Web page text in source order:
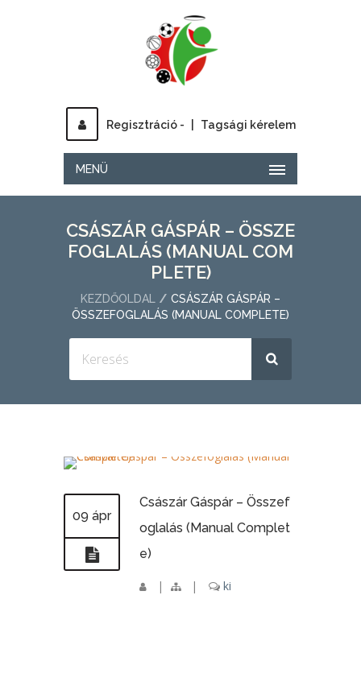
Regisztráció - Tagsági kérelem
MENÜ
CSÁSZÁR GÁSPÁR – ÖSSZE
FOGLALÁS (MANUAL COM
PLETE)
KEZDŐOLDAL
CSÁSZÁR GÁSPÁR –
ÖSSZEFOGLALÁS (MANUAL COMPLETE)
09 ápr
Császár Gáspár – Összef
oglalás (Manual Complet
e)
| | ki